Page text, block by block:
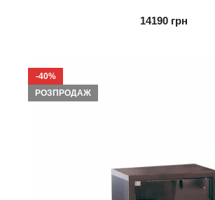
14190 грн
-40%
РОЗПРОДАЖ